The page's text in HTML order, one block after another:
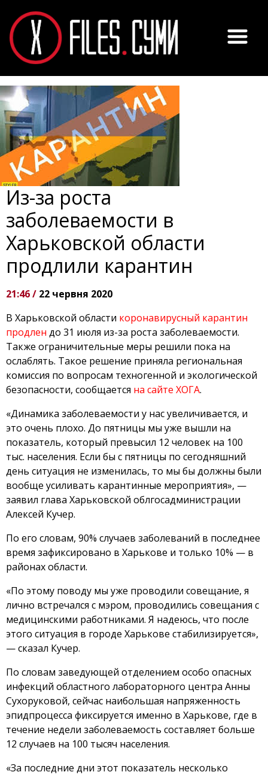
Из-за роста
заболеваемости в
Харьковской области
продлили карантин
21:46 / 22 червня 2020
В Харьковской области коронавирусный карантин
продлен до 31 июля из-за роста заболеваемости.
Также ограничительные меры решили пока на
ослаблять. Такое решение приняла региональная
комиссия по вопросам техногенной и экологической
безопасности, сообщается на сайте ХОГА.
«Динамика заболеваемости у нас увеличивается, и
это очень плохо. До пятницы мы уже вышли на
показатель, который превысил 12 человек на 100
тыс. населения. Если бы с пятницы по сегодняшний
день ситуация не изменилась, то мы бы должны были
вообще усиливать карантинные мероприятия», —
заявил глава Харьковской облгосадминистрации
Алексей Кучер.
По его словам, 90% случаев заболеваний в последнее
время зафиксировано в Харькове и только 10% — в
районах области.
«По этому поводу мы уже проводили совещание, я
лично встречался с мэром, проводились совещания с
медицинскими работниками. Я надеюсь, что после
этого ситуация в городе Харькове стабилизируется»,
— сказал Кучер.
По словам заведующей отделением особо опасных
инфекций областного лабораторного центра Анны
Сухоруковой, сейчас наибольшая напряженность
эпидпроцесса фиксируется именно в Харькове, где в
течение недели заболеваемость составляет больше
12 случаев на 100 тысяч населения.
«За последние дни этот показатель несколько